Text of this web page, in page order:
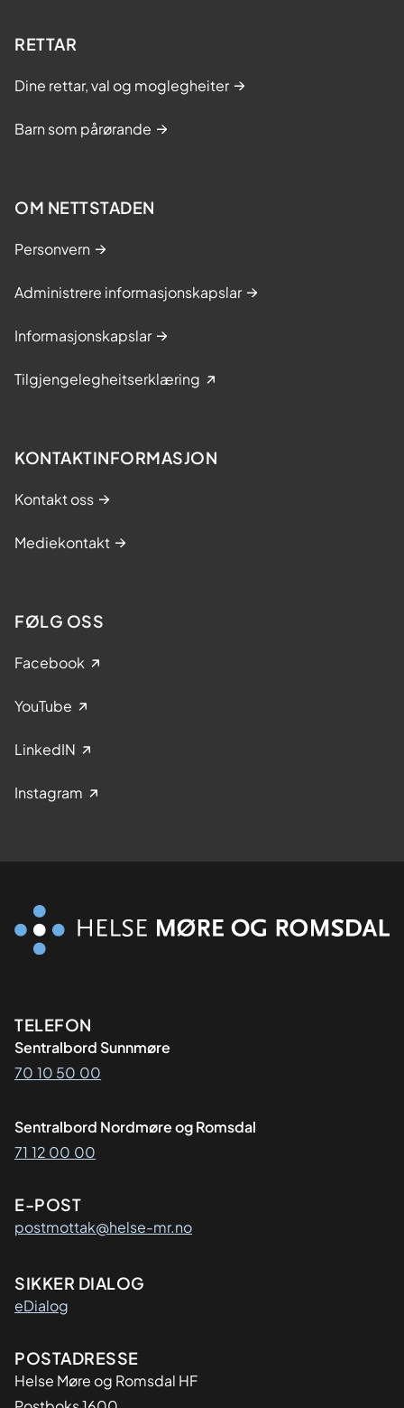
RETTAR
Dine rettar, val og moglegheiter
Barn som pårørande
OM NETTSTADEN
Personvern
Administrere informasjonskapslar
Informasjonskapslar
Tilgjengelegheitserklæring
KONTAKTINFORMASJON
Kontakt oss
Mediekontakt
FØLG OSS
Facebook
YouTube
LinkedIN
Instagram
Kontaktinformasjon
TELEFON
Sentralbord Sunnmøre
70 10 50 00
Sentralbord Nordmøre og Romsdal
71 12 00 00
E-POST
postmottak@helse-mr.no
SIKKER DIALOG
eDialog
Adresse
POSTADRESSE
Helse Møre og Romsdal HF